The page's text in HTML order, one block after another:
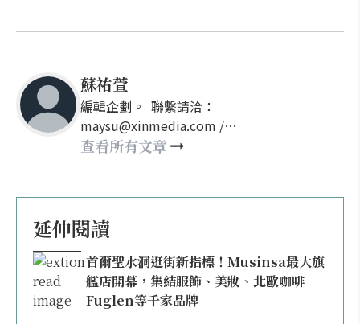
蘇祐萱
編輯企劃。 聯繫請洽：
maysu@xinmedia.com /
may860527@gmail.com
查看所有文章
延伸閱讀
首爾聖水洞逛街新指標！Musinsa最大旗
艦店開幕，集結服飾、美妝、北歐咖啡
Fuglen等千家品牌